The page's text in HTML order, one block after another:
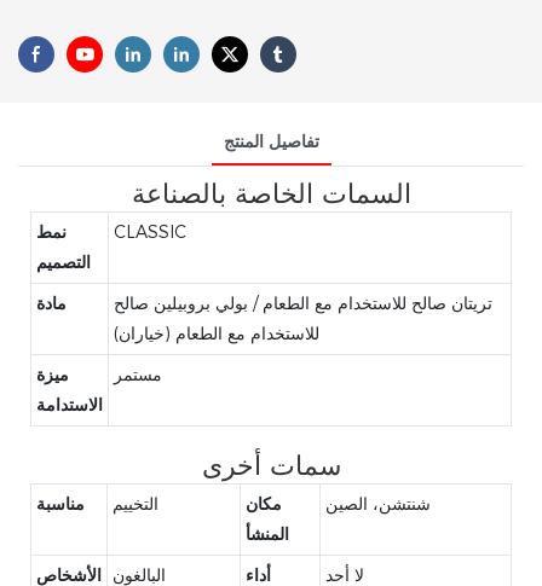
تفاصيل المنتج
السمات الخاصة بالصناعة
نمط
التصميم
CLASSIC
مادة
تريتان صالح للاستخدام مع الطعام / بولي بروبيلين صالح
للاستخدام مع الطعام (خياران)
ميزة
الاستدامة
مستمر
سمات أخرى
مناسبة التخييم
مكان
المنشأ
شنتشن، الصين
الأشخاص البالغون أداء لا أحد